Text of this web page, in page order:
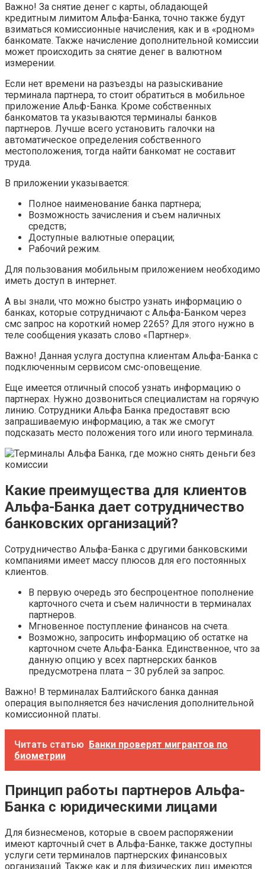
Важно! За снятие денег с карты, обладающей
кредитным лимитом Альфа-Банка, точно также будут
взиматься комиссионные начисления, как и в «родном»
банкомате. Также начисление дополнительной комиссии
может происходить за снятие денег в валютном
измерении.
Если нет времени на разъезды на разыскивание
терминала партнера, то стоит обратиться в мобильное
приложение Альф-Банка. Кроме собственных
банкоматов та указываются терминалы банков
партнеров. Лучше всего установить галочки на
автоматическое определения собственного
местоположения, тогда найти банкомат не составит
труда.
В приложении указывается:
Полное наименование банка партнера;
Возможность зачисления и съем наличных
средств;
Доступные валютные операции;
Рабочий режим.
Для пользования мобильным приложением необходимо
иметь доступ в интернет.
А вы знали, что можно быстро узнать информацию о
банках, которые сотрудничают с Альфа-Банком через
смс запрос на короткий номер 2265? Для этого нужно в
теле сообщения указать слово «Партнер».
Важно! Данная услуга доступна клиентам Альфа-Банка с
подключенным сервисом смс-оповещение.
Еще имеется отличный способ узнать информацию о
партнерах. Нужно дозвониться специалистам на горячую
линию. Сотрудники Альфа Банка предоставят всю
запрашиваемую информацию, а так же смогут
подсказать место положения того или иного терминала.
Какие преимущества для клиентов
Альфа-Банка дает сотрудничество
банковских организаций?
Сотрудничество Альфа-Банка с другими банковскими
компаниями имеет массу плюсов для его постоянных
клиентов.
В первую очередь это беспроцентное пополнение
карточного счета и съем наличности в терминалах
партнеров.
Мгновенное поступление финансов на счета.
Возможно, запросить информацию об остатке на
карточном счете Альфа-Банка. Единственное, что за
данную опцию у всех партнерских банков
предусмотрена плата – 30 рублей за запрос.
Важно! В терминалах Балтийского банка данная
операция выполняется без начисления дополнительной
комиссионной платы.
Читать статью Банки проверят мигрантов по
биометрии
Принцип работы партнеров Альфа-
Банка с юридическими лицами
Для бизнесменов, которые в своем распоряжении
имеют карточный счет в Альфа-Банке, также доступны
услуги сети терминалов партнерских финансовых
организаций. Также как и для физических лиц имеются